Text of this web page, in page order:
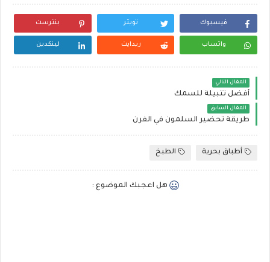
فيسبوك تويتر بنترست
واتساب ريدايت لينكدين
المقال التالي
أفضل تتبيلة للسمك
المقال السابق
طريقة تحضير السلمون في الفرن
أطباق بحرية الطبخ
هل اعجبك الموضوع :